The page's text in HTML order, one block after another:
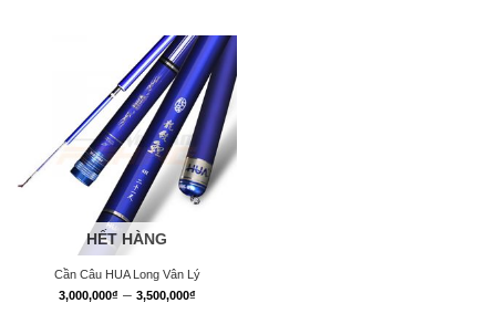
3,000,000₫
đến
5,320,000₫
HẾT HÀNG
Cần Câu HUA Long Vân Lý
3,000,000₫ – 3,500,000₫Khoảng